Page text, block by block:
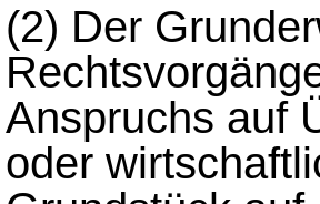
(2) Der
Anspruchs auf
oder